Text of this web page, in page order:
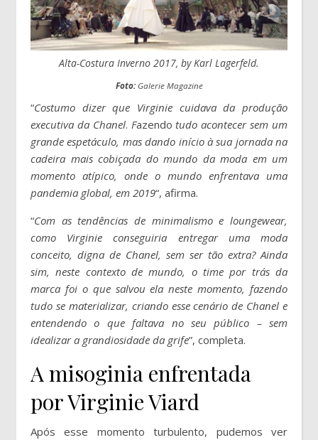
Alta-Costura Inverno 2017, by Karl Lagerfeld.
Foto:Galerie Magazine
“Costumo dizer que Virginie cuidava da produção
executiva da Chanel. Fazendo tudo acontecer sem um
grande espetáculo, mas dando início à sua jornada na
cadeira mais cobiçada do mundo da moda em um
momento atípico, onde o mundo enfrentava uma
pandemia global, em 2019“, afirma.
“Com as tendências de minimalismo e loungewear,
como Virginie conseguiria entregar uma moda
conceito, digna de Chanel, sem ser tão extra? Ainda
sim, neste contexto de mundo, o time por trás da
marca foi o que salvou ela neste momento, fazendo
tudo se materializar, criando esse cenário de Chanel e
entendendo o que faltava no seu público – sem
idealizar a grandiosidade da grife”, completa.
A misoginia enfrentada
por Virginie Viard
Após esse momento turbulento, pudemos ver